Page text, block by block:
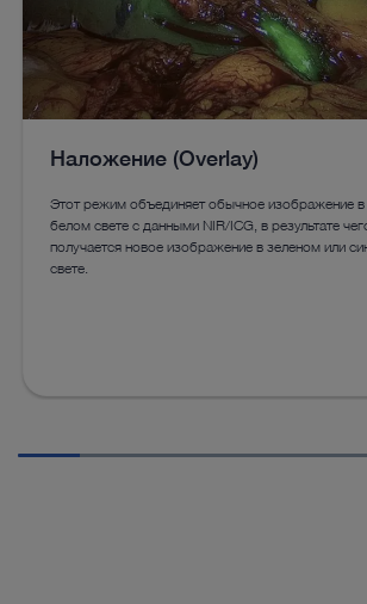
Наложение (Overlay)
Этот режим объединяет обычное изображение в
белом свете с данными NIR/ICG, в результате
получается новое изображение в зеленом или
свете.